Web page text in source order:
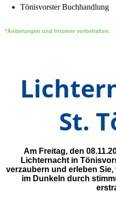
Tönisvorster Buchhandlung
*Änderungen und Irrtümer vorbehalten.
St.
Am Freitag, den
Lichternacht in
verzaubern und erleben Sie,
im Dunkeln durch